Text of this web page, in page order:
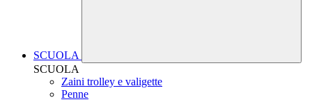
SCUOLA
SCUOLA
Zaini trolley e valigette
Penne